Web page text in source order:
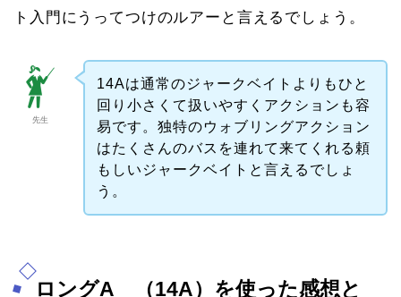
ト入門にうってつけのルアーと言えるでしょう。
先生
14Aは通常のジャークベイトよりもひと
回り小さくて扱いやすくアクションも容
易です。独特のウォブリングアクション
はたくさんのバスを連れて来てくれる頼
もしいジャークベイトと言えるでしょ
う。
ロングA （14A）を使った感想と